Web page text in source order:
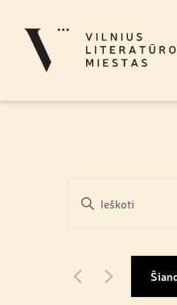
Renginiai
Views
Enter
Keyword.
Keyword.